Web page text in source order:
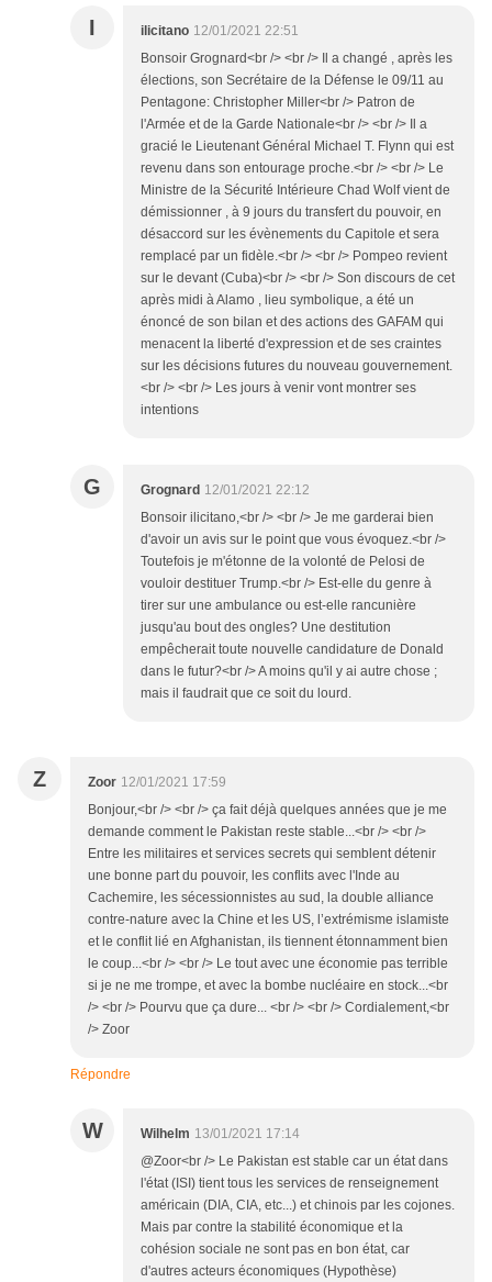
I ilicitano 12/01/2021 22:51
Bonsoir Grognard<br /> <br /> Il a changé , après les
élections, son Secrétaire de la Défense le 09/11 au
Pentagone: Christopher Miller<br /> Patron de
l'Armée et de la Garde Nationale<br /> <br /> Il a
gracié le Lieutenant Général Michael T. Flynn qui est
revenu dans son entourage proche.<br /> <br /> Le
Ministre de la Sécurité Intérieure Chad Wolf vient de
démissionner , à 9 jours du transfert du pouvoir, en
désaccord sur les évènements du Capitole et sera
remplacé par un fidèle.<br /> <br /> Pompeo revient
sur le devant (Cuba)<br /> <br /> Son discours de cet
après midi à Alamo , lieu symbolique, a été un
énoncé de son bilan et des actions des GAFAM qui
menacent la liberté d'expression et de ses craintes
sur les décisions futures du nouveau gouvernement.
<br /> <br /> Les jours à venir vont montrer ses
intentions
G Grognard 12/01/2021 22:12
Bonsoir ilicitano,<br /> <br /> Je me garderai bien
d'avoir un avis sur le point que vous évoquez.<br />
Toutefois je m'étonne de la volonté de Pelosi de
vouloir destituer Trump.<br /> Est-elle du genre à
tirer sur une ambulance ou est-elle rancunière
jusqu'au bout des ongles? Une destitution
empêcherait toute nouvelle candidature de Donald
dans le futur?<br /> A moins qu'il y ai autre chose ;
mais il faudrait que ce soit du lourd.
Z Zoor 12/01/2021 17:59
Bonjour,<br /> <br /> ça fait déjà quelques années que je me
demande comment le Pakistan reste stable...<br /> <br />
Entre les militaires et services secrets qui semblent détenir
une bonne part du pouvoir, les conflits avec l'Inde au
Cachemire, les sécessionnistes au sud, la double alliance
contre-nature avec la Chine et les US, l’extrémisme islamiste
et le conflit lié en Afghanistan, ils tiennent étonnamment bien
le coup...<br /> <br /> Le tout avec une économie pas terrible
si je ne me trompe, et avec la bombe nucléaire en stock...<br
/> <br /> Pourvu que ça dure... <br /> <br /> Cordialement,<br
/> Zoor
Répondre
W Wilhelm 13/01/2021 17:14
@Zoor<br /> Le Pakistan est stable car un état dans
l'état (ISI) tient tous les services de renseignement
américain (DIA, CIA, etc...) et chinois par les cojones.
Mais par contre la stabilité économique et la
cohésion sociale ne sont pas en bon état, car
d'autres acteurs économiques (Hypothèse)